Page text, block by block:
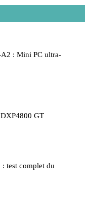
: Mini PC ultra-
GT
test complet du